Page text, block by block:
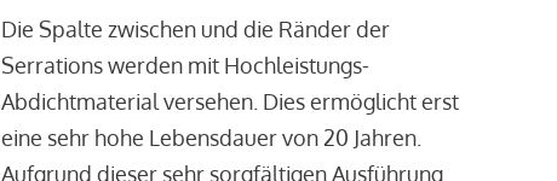
Die Spalte zwischen und die Ränder der
Serrations werden mit Hochleistungs-
Abdichtmaterial versehen. Dies ermöglicht erst
eine sehr hohe Lebensdauer von 20 Jahren.
Aufgrund dieser sehr sorgfältigen Ausführung